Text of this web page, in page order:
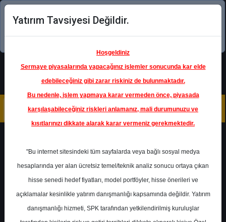
Şimdi uygulamayı indirin!
DOAS- DOĞUŞ OTOMOTİV
SERVİS VE TİCARET A.Ş.
Yatırım Tavsiyesi Değildir.
Hoşgeldiniz
Sermaye piyasalarında yapacağınız işlemler sonucunda kar elde
edebileceğiniz gibi zarar riskiniz de bulunmaktadır.
Bu nedenle, işlem yapmaya karar vermeden önce, piyasada
karşılaşabileceğiniz riskleri anlamanız, mali durumunuzu ve
kısıtlarınızı dikkate alarak karar vermeniz gerekmektedir.
"Bu internet sitesindeki tüm sayfalarda veya bağlı sosyal medya
hesaplarında yer alan ücretsiz temel/teknik analiz sonucu ortaya çıkan
hisse senedi hedef fiyatları, model portföyler, hisse önerileri ve
açıklamalar kesinlikle yatırım danışmanlığı kapsamında değildir. Yatırım
danışmanlığı hizmeti, SPK tarafından yetkilendirilmiş kuruluşlar